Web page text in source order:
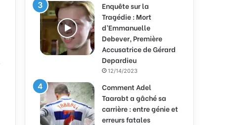
Enquête sur la
Tragédie : Mort
d’Emmanuelle
Debever, Première
Accusatrice de Gérard
Depardieu
12/14/2023
Comment Adel
Taarabt a gâché sa
carrière : entre génie et
erreurs fatales